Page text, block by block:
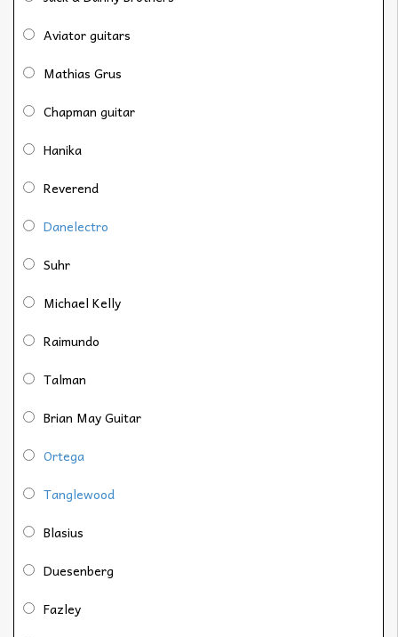
Aviator guitars
Mathias Grus
Chapman guitar
Hanika
Reverend
Danelectro
Suhr
Michael Kelly
Raimundo
Talman
Brian May Guitar
Ortega
Tanglewood
Blasius
Duesenberg
Fazley